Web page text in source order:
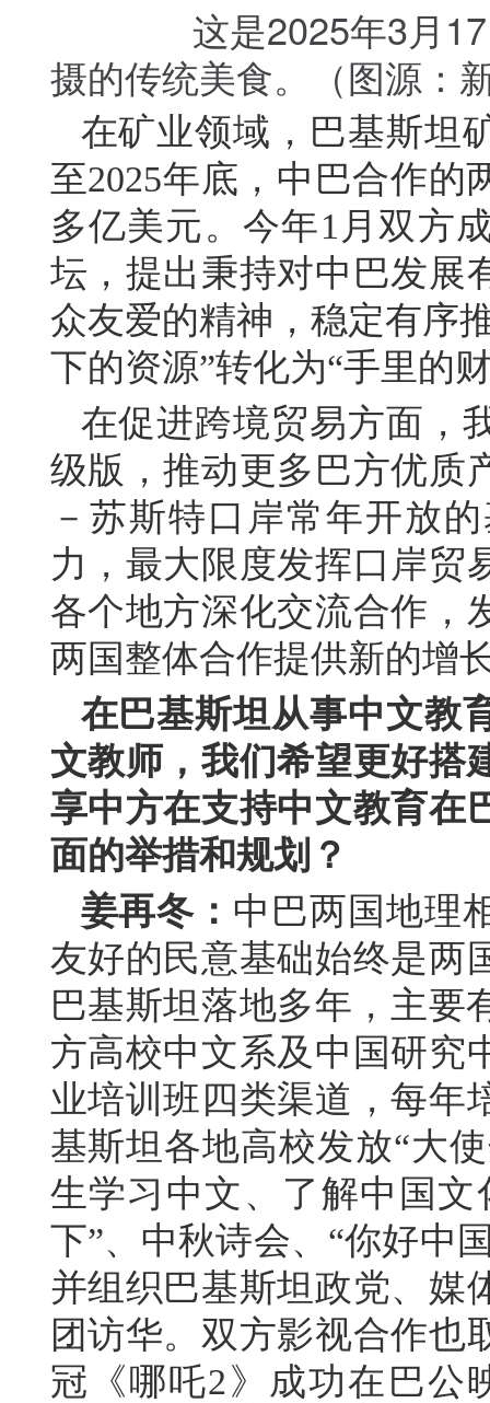
这是2025年3月17
摄的传统美食。（图源：
在矿业领域，巴基斯坦
至2025年底，中巴合作的
多亿美元。今年1月双方
坛，提出秉持对中巴发展
众友爱的精神，稳定有序
下的资源”转化为“手里的
在促进跨境贸易方面，
级版，推动更多巴方优质
－苏斯特口岸常年开放
力，最大限度发挥口岸贸
各个地方深化交流合作，
两国整体合作提供新的增
在巴基斯坦从事中文教
文教师，我们希望更好搭
享中方在支持中文教育在
面的举措和规划？
姜再冬： 中巴两国地理
友好的民意基础始终是两
巴基斯坦落地多年，主要
方高校中文系及中国研究
业培训班四类渠道，每年
基斯坦各地高校发放“大
生学习中文、了解中国文
下”、中秋诗会、“你好中
并组织巴基斯坦政党、媒
团访华。双方影视合作也
冠《哪吒2》成功在巴公